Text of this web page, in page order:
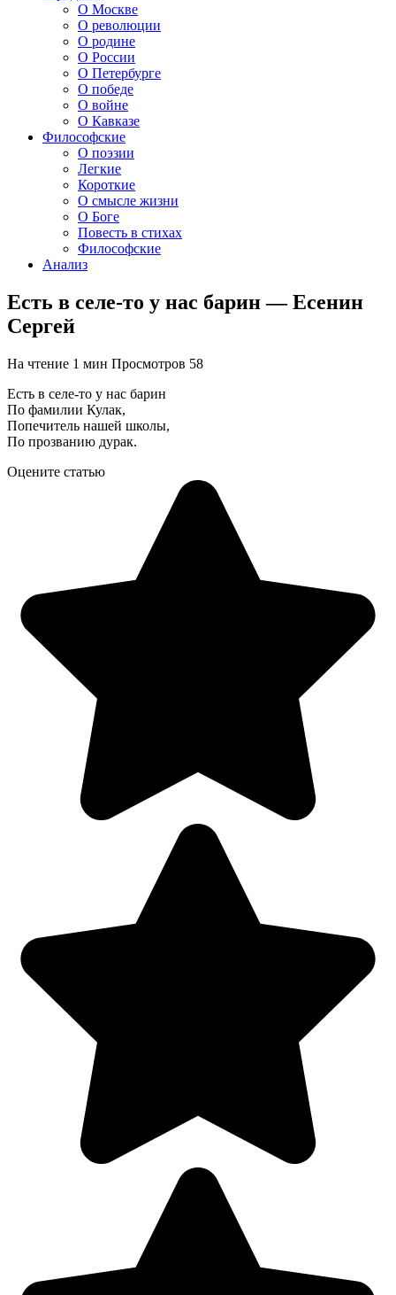
О Москве
О революции
О родине
О России
О Петербурге
О победе
О войне
О Кавказе
Философские
О поэзии
Легкие
Короткие
О смысле жизни
О Боге
Повесть в стихах
Философские
Анализ
Есть в селе-то у нас барин — Есенин
Сергей
На чтение 1 мин Просмотров 58
Есть в селе-то у нас барин
По фамилии Кулак,
Попечитель нашей школы,
По прозванию дурак.
Оцените статью